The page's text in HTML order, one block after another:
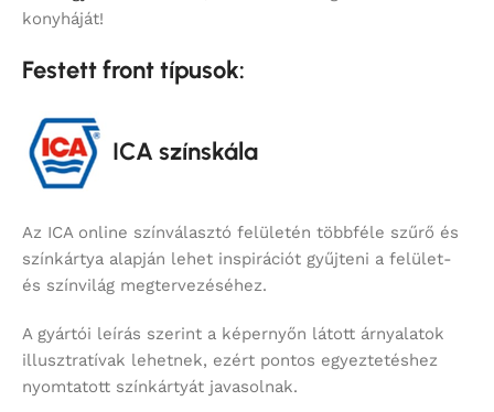
konyháját!
Festett front típusok:
ICA színskála
Az ICA online színválasztó felületén többféle szűrő és
színkártya alapján lehet inspirációt gyűjteni a felület-
és színvilág megtervezéséhez.
A gyártói leírás szerint a képernyőn látott árnyalatok
illusztratívak lehetnek, ezért pontos egyeztetéshez
nyomtatott színkártyát javasolnak.